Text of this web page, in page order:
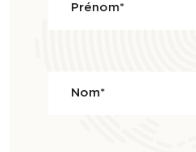
Prénom*
Nom*